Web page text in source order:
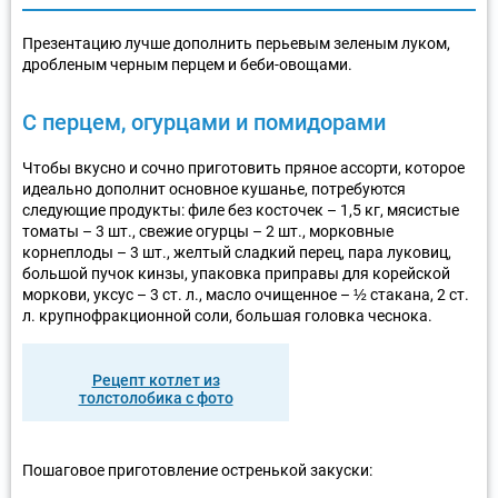
Презентацию лучше дополнить перьевым зеленым луком,
дробленым черным перцем и беби-овощами.
С перцем, огурцами и помидорами
Чтобы вкусно и сочно приготовить пряное ассорти, которое
идеально дополнит основное кушанье, потребуются
следующие продукты: филе без косточек – 1,5 кг, мясистые
томаты – 3 шт., свежие огурцы – 2 шт., морковные
корнеплоды – 3 шт., желтый сладкий перец, пара луковиц,
большой пучок кинзы, упаковка приправы для корейской
моркови, уксус – 3 ст. л., масло очищенное – ½ стакана, 2 ст.
л. крупнофракционной соли, большая головка чеснока.
Рецепт котлет из
толстолобика с фото
Пошаговое приготовление остренькой закуски: